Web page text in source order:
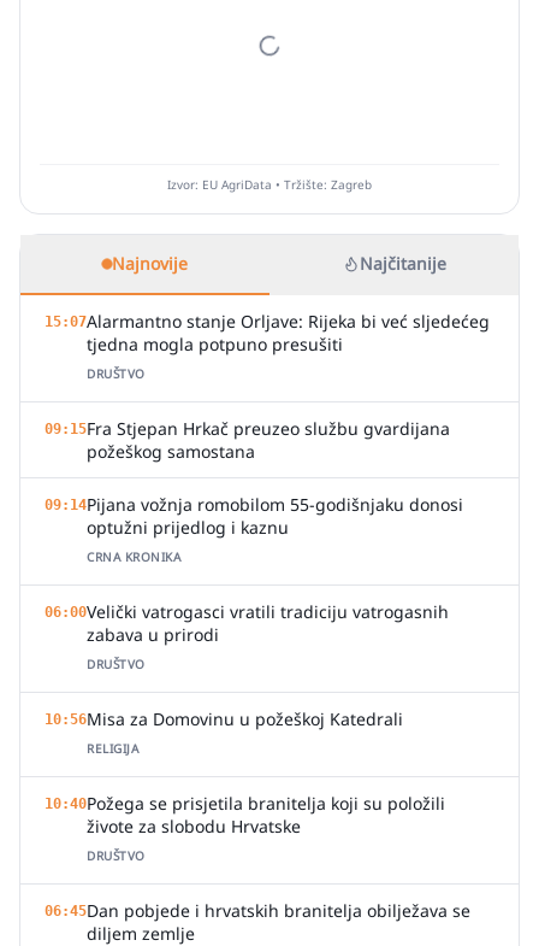
Izvor: EU AgriData • Tržište: Zagreb
Najnovije Najčitanije
15:07Alarmantno stanje Orljave: Rijeka bi već sljedećeg
tjedna mogla potpuno presušiti
DRUŠTVO
09:15Fra Stjepan Hrkač preuzeo službu gvardijana
požeškog samostana
09:14Pijana vožnja romobilom 55-godišnjaku donosi
optužni prijedlog i kaznu
CRNA KRONIKA
06:00Velički vatrogasci vratili tradiciju vatrogasnih
zabava u prirodi
DRUŠTVO
10:56Misa za Domovinu u požeškoj Katedrali
RELIGIJA
10:40Požega se prisjetila branitelja koji su položili
živote za slobodu Hrvatske
DRUŠTVO
06:45Dan pobjede i hrvatskih branitelja obilježava se
diljem zemlje